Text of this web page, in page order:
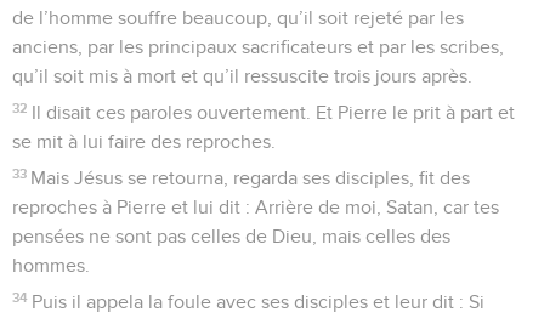
de l’homme souffre beaucoup, qu’il soit rejeté par les
anciens, par les principaux sacrificateurs et par les scribes,
qu’il soit mis à mort et qu’il ressuscite trois jours après.
32 Il disait ces paroles ouvertement. Et Pierre le prit à part et
se mit à lui faire des reproches.
33 Mais Jésus se retourna, regarda ses disciples, fit des
reproches à Pierre et lui dit : Arrière de moi, Satan, car tes
pensées ne sont pas celles de Dieu, mais celles des
hommes.
34 Puis il appela la foule avec ses disciples et leur dit : Si